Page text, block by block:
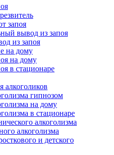
запоя
вывод из запоя
из запоя
на дому
на дому
в стационаре
алкоголиков
гипнозом
на дому
в стационаре
алкоголизма
алкоголизма
и детского